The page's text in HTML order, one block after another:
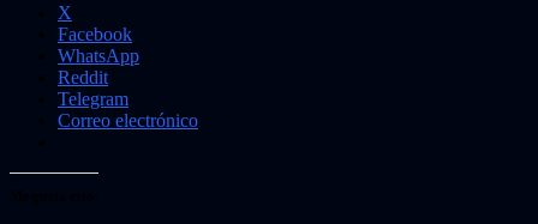
X
Facebook
WhatsApp
Reddit
Telegram
Correo electrónico